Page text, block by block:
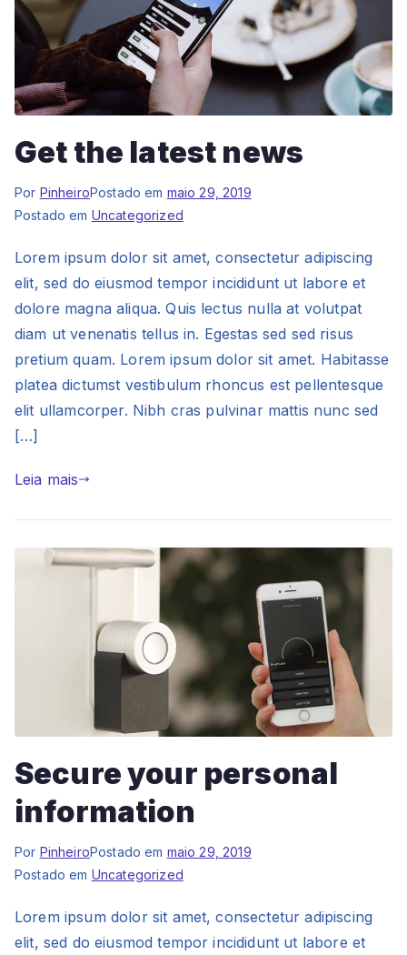
Get the latest news
Por PinheiroPostado em maio 29, 2019
Postado em Uncategorized
Lorem ipsum dolor sit amet, consectetur adipiscing
elit, sed do eiusmod tempor incididunt ut labore et
dolore magna aliqua. Quis lectus nulla at volutpat
diam ut venenatis tellus in. Egestas sed sed risus
pretium quam. Lorem ipsum dolor sit amet. Habitasse
platea dictumst vestibulum rhoncus est pellentesque
elit ullamcorper. Nibh cras pulvinar mattis nunc sed
[…]
Leia mais
Secure your personal
information
Por PinheiroPostado em maio 29, 2019
Postado em Uncategorized
Lorem ipsum dolor sit amet, consectetur adipiscing
elit, sed do eiusmod tempor incididunt ut labore et